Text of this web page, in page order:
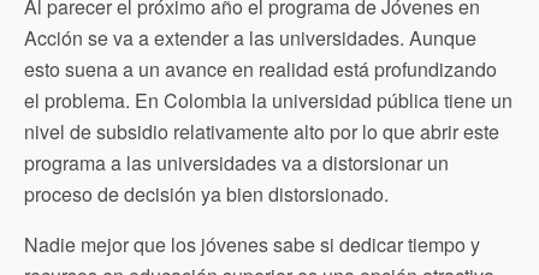
Al parecer el próximo año el programa de Jóvenes en
Acción se va a extender a las universidades. Aunque
esto suena a un avance en realidad está profundizando
el problema. En Colombia la universidad pública tiene un
nivel de subsidio relativamente alto por lo que abrir este
programa a las universidades va a distorsionar un
proceso de decisión ya bien distorsionado.
Nadie mejor que los jóvenes sabe si dedicar tiempo y